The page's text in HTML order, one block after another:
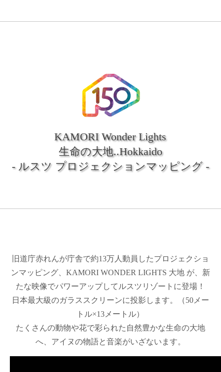
KAMORI Wonder Lights
生命の大地..Hokkaido
- ルスツ プロジェクションマッピング -
旧道庁赤れんが庁舎で約13万人動員したプロジェクショ
ンマッピング、KAMORI WONDER LIGHTS 大地 が、新
たな映像でパワーアップしてルスツリゾートに登場！
日本最大級のガラススクリーンに投影します。（50メー
トル×13メートル）
たくさんの動物や花で彩られた自然豊かな生命の大地
へ、アイヌの物語と音楽がいざないます。